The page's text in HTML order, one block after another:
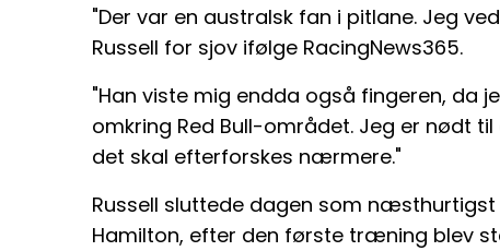
"Der var en australsk fan i pitlane. Jeg
Russell for sjov ifølge RacingNews365.
"Han viste mig endda også fingeren, da
omkring Red Bull-området. Jeg er nødt
det skal efterforskes nærmere."
Russell sluttede dagen som
Hamilton, efter den første træning blev